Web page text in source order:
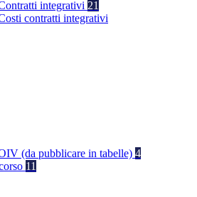
integrativi 21
contratti integrativi
(da pubblicare in tabelle) 4
11